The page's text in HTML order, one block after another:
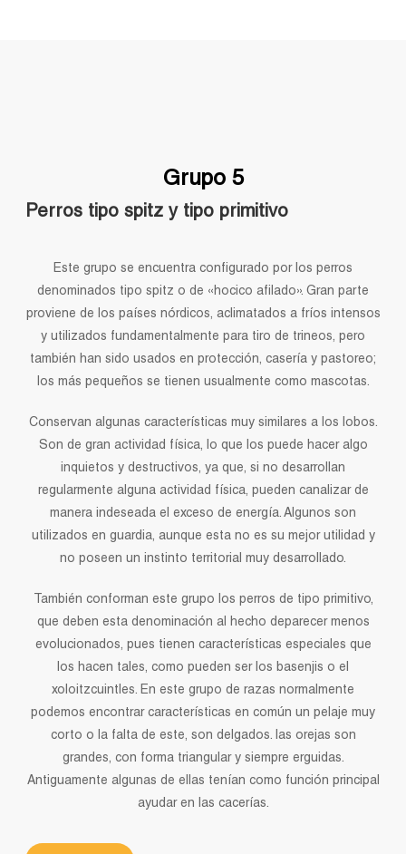
Grupo 5
Perros tipo spitz y tipo primitivo
Este grupo se encuentra configurado por los perros
denominados tipo spitz o de «hocico afilado». Gran parte
proviene de los países nórdicos, aclimatados a fríos intensos
y utilizados fundamentalmente para tiro de trineos, pero
también han sido usados en protección, casería y pastoreo;
los más pequeños se tienen usualmente como mascotas.
Conservan algunas características muy similares a los lobos.
Son de gran actividad física, lo que los puede hacer algo
inquietos y destructivos, ya que, si no desarrollan
regularmente alguna actividad física, pueden canalizar de
manera indeseada el exceso de energía. Algunos son
utilizados en guardia, aunque esta no es su mejor utilidad y
no poseen un instinto territorial muy desarrollado.
También conforman este grupo los perros de tipo primitivo,
que deben esta denominación al hecho deparecer menos
evolucionados, pues tienen características especiales que
los hacen tales, como pueden ser los basenjis o el
xoloitzcuintles. En este grupo de razas normalmente
podemos encontrar características en común un pelaje muy
corto o la falta de este, son delgados. las orejas son
grandes, con forma triangular y siempre erguidas.
Antiguamente algunas de ellas tenían como función principal
ayudar en las cacerías.